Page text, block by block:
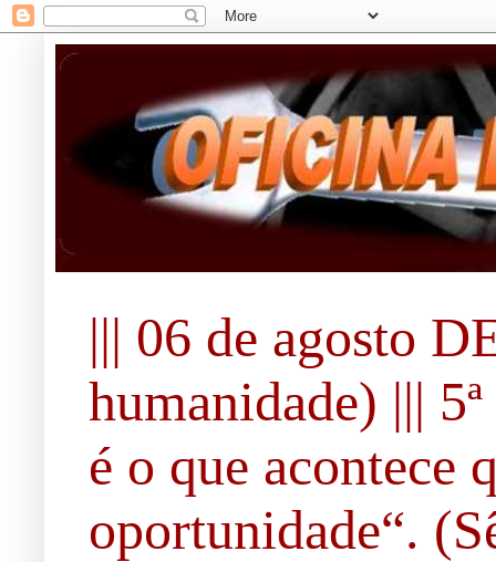
||| 06 de agosto
humanidade) |||
é o que acontece
oportunidade“.